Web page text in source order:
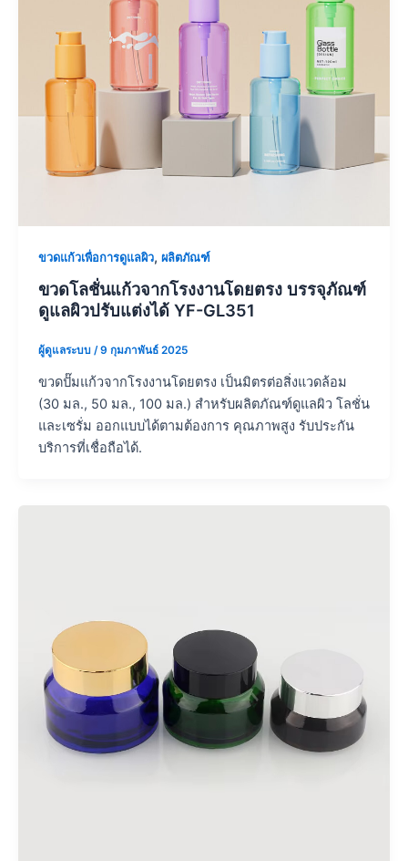
ขวดแก้วเพื่อการดูแลผิว, ผลิตภัณฑ์
ขวดโลชั่นแก้วจากโรงงานโดยตรง บรรจุภัณฑ์
ดูแลผิวปรับแต่งได้ YF-GL351
ผู้ดูแลระบบ /9 กุมภาพันธ์ 2025
ขวดปั๊มแก้วจากโรงงานโดยตรง เป็นมิตรต่อสิ่งแวดล้อม
(30 มล., 50 มล., 100 มล.) สำหรับผลิตภัณฑ์ดูแลผิว โลชั่น
และเซรั่ม ออกแบบได้ตามต้องการ คุณภาพสูง รับประกัน
บริการที่เชื่อถือได้.